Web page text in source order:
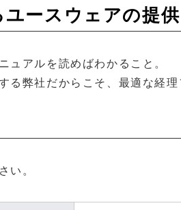
ースウェアの提供
ュアルを読めばわかること。
る弊社だからこそ、最適な経
い。